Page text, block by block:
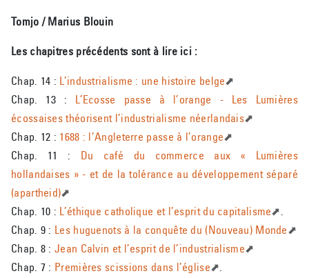
Tomjo / Marius Blouin
Les chapitres précédents sont à lire ici :
Chap. 14 : L’industrialisme : une histoire belge
Chap. 13 : L’Ecosse passe à l’orange - Les Lumières
écossaises théorisent l’industrialisme néerlandais
Chap. 12 : 1688 : l’Angleterre passe à l’orange
Chap. 11 : Du café du commerce aux « Lumières
hollandaises » - et de la tolérance au développement séparé
(apartheid)
Chap. 10 : L’éthique catholique et l’esprit du capitalisme
.
Chap. 9 : Les huguenots à la conquête du (Nouveau) Monde
Chap. 8 : Jean Calvin et l’esprit de l’industrialisme
Chap. 7 : Premières scissions dans l’église
.